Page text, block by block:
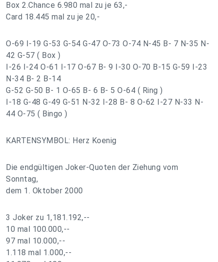
Box 2.Chance 6.980 mal zu je 63,-
Card 18.445 mal zu je 20,-
O-69 I-19 G-53 G-54 G-47 O-73 O-74 N-45 B- 7 N-35 N-
42 G-57 ( Box )
I-26 I-24 O-61 I-17 O-67 B- 9 I-30 O-70 B-15 G-59 I-23
N-34 B- 2 B-14
G-52 G-50 B- 1 O-65 B- 6 B- 5 O-64 ( Ring )
I-18 G-48 G-49 G-51 N-32 I-28 B- 8 O-62 I-27 N-33 N-
44 O-75 ( Bingo )
KARTENSYMBOL: Herz Koenig
Die endgültigen Joker-Quoten der Ziehung vom
Sonntag,
dem 1. Oktober 2000
3 Joker zu 1,181.192,--
10 mal 100.000,--
97 mal 10.000,--
1.118 mal 1.000,--